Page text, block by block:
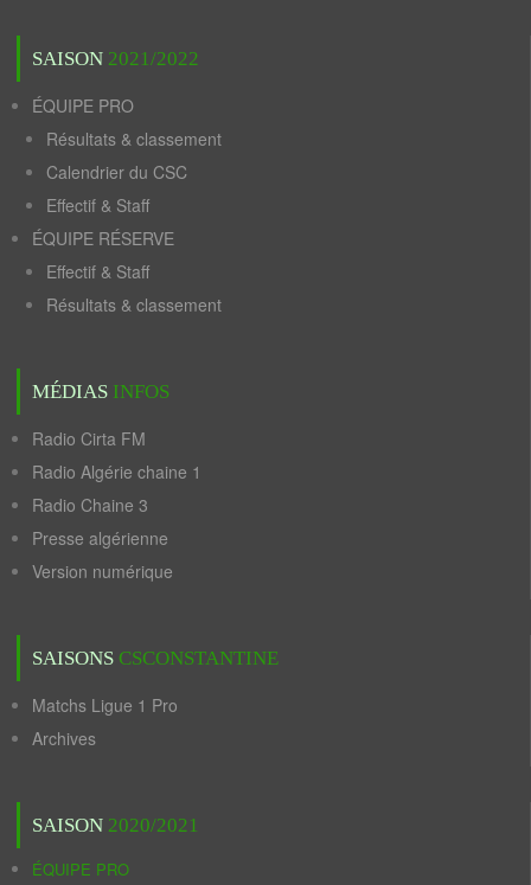
SAISON 2021/2022
ÉQUIPE PRO
Résultats & classement
Calendrier du CSC
Effectif & Staff
ÉQUIPE RÉSERVE
Effectif & Staff
Résultats & classement
MÉDIAS INFOS
Radio Cirta FM
Radio Algérie chaine 1
Radio Chaine 3
Presse algérienne
Version numérique
SAISONS CSCONSTANTINE
Matchs Ligue 1 Pro
Archives
SAISON 2020/2021
ÉQUIPE PRO